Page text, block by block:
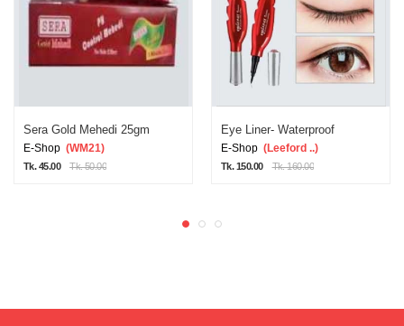
Sera Gold Mehedi 25gm
E-Shop (WM21)
Tk. 45.00 Tk. 50.00
Eye Liner- Waterproof
E-Shop (Leeford ..)
Tk. 150.00 Tk. 160.00